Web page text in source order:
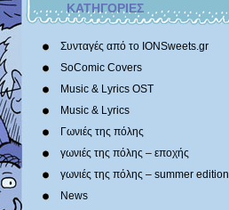
ΚΑΤΗΓΟΡΙΕΣ
Συνταγές από το IONSweets.gr
SoComic Covers
Music & Lyrics OST
Music & Lyrics
Γωνιές της πόλης
γωνιές της πόλης – εποχής
γωνιές της πόλης – summer edition
News